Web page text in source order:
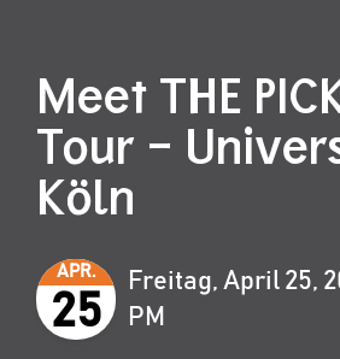
Meet THE
Tour –
Köln
APR.
25
Freitag, April 25,
PM